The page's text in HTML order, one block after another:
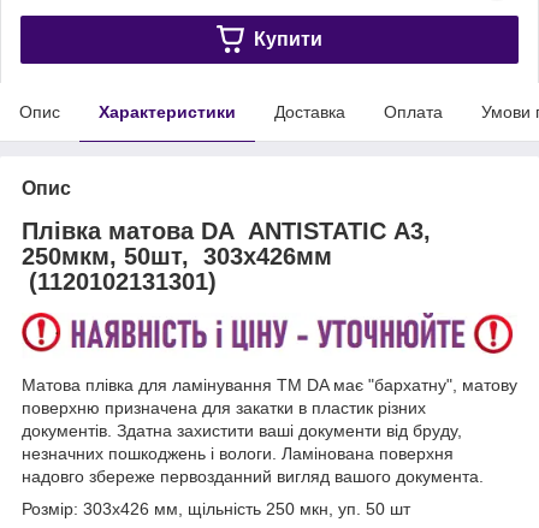
Купити
Опис Характеристики Доставка Оплата Умови
Опис
Плівка матова DA ANTISTATIC А3,
250мкм, 50шт, 303х426мм
(1120102131301)
Матова плівка для ламінування ТМ DA має "бархатну", матову
поверхню призначена для закатки в пластик різних
документів. Здатна захистити ваші документи від бруду,
незначних пошкоджень і вологи. Ламінована поверхня
надовго збереже первозданний вигляд вашого документа.
Розмір: 303х426 мм, щільність 250 мкн, уп. 50 шт